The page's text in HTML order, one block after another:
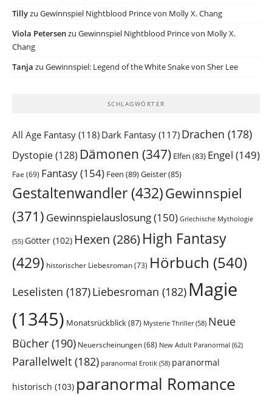
Tillyzu Gewinnspiel Nightblood Prince von Molly X. Chang
Viola Petersenzu Gewinnspiel Nightblood Prince von Molly X.
Chang
Tanja zu Gewinnspiel: Legend of the White Snake von Sher Lee
SCHLAGWÖRTER
All Age Fantasy (118) Dark Fantasy (117) Drachen (178)
Dystopie(128) Dämonen (347) Elfen (83) Engel (149)
Fae (69) Fantasy(154) Feen (89)Geister(85)
Gestaltenwandler (432)Gewinnspiel
(371) Gewinnspielauslosung(150) Griechische Mythologie
(55) Götter (102) Hexen (286) High Fantasy
(429) historischer Liebesroman(73) Hörbuch (540)
Leselisten (187)Liebesroman (182) Magie
(1345) Monatsrückblick(87) Mysterie Thriller(58) Neue
Bücher (190) Neuerscheinungen(68) New Adult Paranormal (62)
Parallelwelt (182) paranormal Erotik (58) paranormal
historisch (103) paranormal Romance